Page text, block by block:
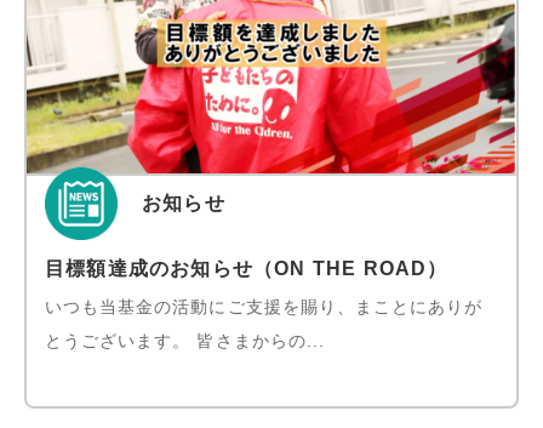
お知らせ
目標額達成のお知らせ（ON THE ROAD）
いつも当基金の活動にご支援を賜り、まことにありが
とうございます。 皆さまからの...